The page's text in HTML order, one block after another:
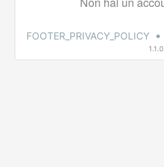
FOOTER_PRIVACY_POLICY •
1.1.0